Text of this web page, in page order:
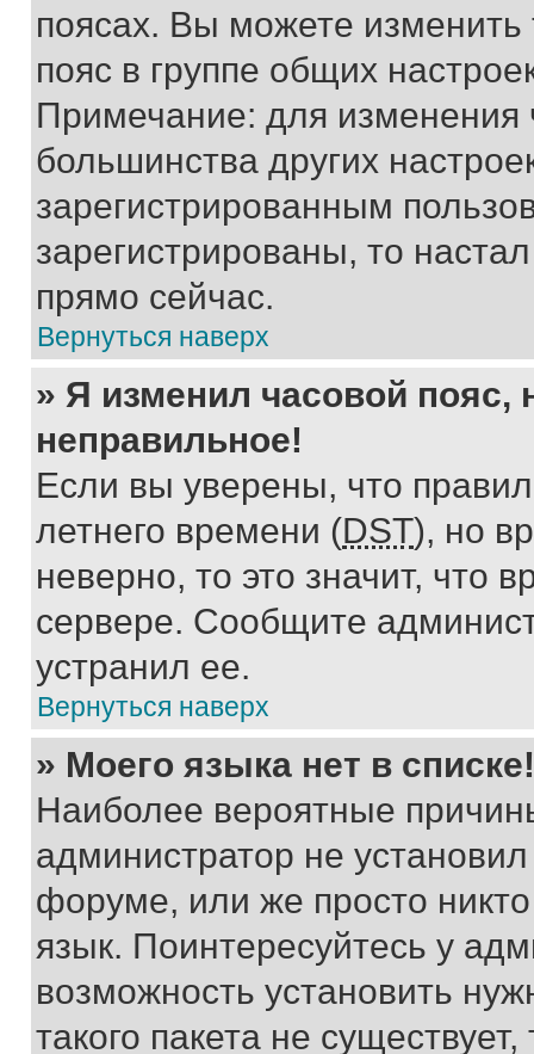
поясах. Вы можете изменить
пояс в группе общих
Примечание: для изменения
большинства других
зарегистрированным
зарегистрированы, то
прямо сейчас.
Вернуться наверх
» Я изменил часовой пояс,
неправильное!
Если вы уверены, что
летнего времени (DST), но
неверно, то это значит, что
сервере. Сообщите
устранил ее.
Вернуться наверх
» Моего языка нет в списке!
Наиболее вероятные
администратор не
форуме, или же просто
язык. Поинтересуйтесь у
возможность установить
такого пакета не